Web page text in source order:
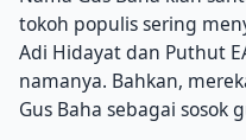
tokoh populis sering
Adi Hidayat dan Puthut
namanya. Bahkan,
Gus Baha sebagai sosok